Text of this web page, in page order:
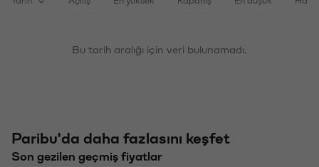
Bu tarih aralığı için veri bulunamadı.
Paribu'da daha fazlasını keşfet
Son gezilen geçmiş fiyatlar